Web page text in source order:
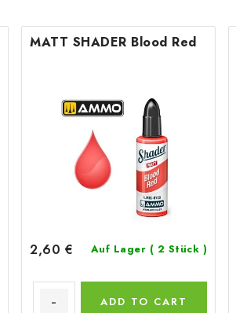
MATT SHADER Blood Red
2,60 € Auf Lager ( 2 Stück )
ADD TO CART